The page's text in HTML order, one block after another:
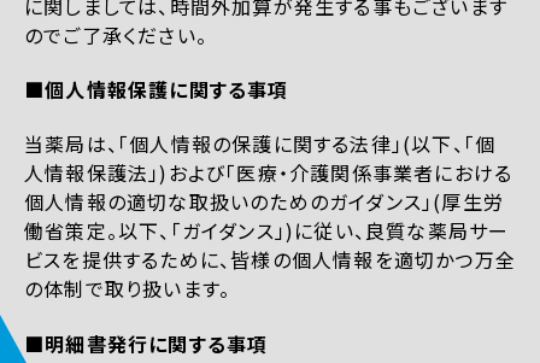
に関しましては、時間外加算が発生する事もございます
のでご了承ください。
■個人情報保護に関する事項
当薬局は、「個人情報の保護に関する法律」(以下、「個
人情報保護法」)および「医療・介護関係事業者における
個人情報の適切な取扱いのためのガイダンス」(厚生労
働省策定。以下、「ガイダンス」)に従い、良質な薬局サー
ビスを提供するために、皆様の個人情報を適切かつ万全
の体制で取り扱います。
■明細書発行に関する事項